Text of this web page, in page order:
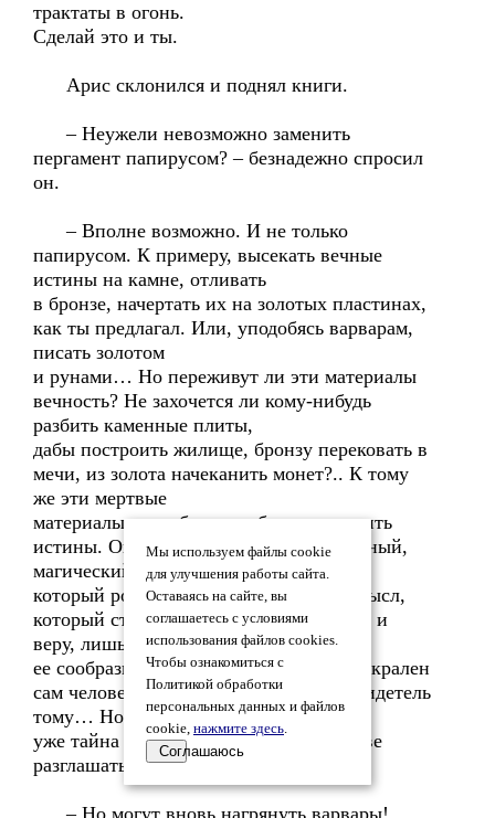
трактаты в огонь.
Сделай это и ты.
Арис склонился и поднял книги.
– Неужели невозможно заменить
пергамент папирусом? – безнадежно спросил
он.
– Вполне возможно. И не только
папирусом. К примеру, высекать вечные
истины на камне, отливать
в бронзе, начертать их на золотых пластинах,
как ты предлагал. Или, уподобясь варварам,
писать золотом
и рунами… Но переживут ли эти материалы
вечность? Не захочется ли кому-нибудь
разбить каменные плиты,
дабы построить жилище, бронзу перековать в
мечи, из золота начеканить монет?.. К тому
же эти мертвые
материалы способны погубить, извратить
истины. Они в тот час утратят сакральный,
магический смысл,
который рождается только на коже. Смысл,
который станет вызывать благоговение и
веру, лишь умножая
ее сообразно векам и тысячелетиям. Сакрален
сам человеческий покров, и ты был свидетель
тому… Но это
уже тайна материй, которую я не вправе
разглашать.
– Но могут вновь нагрянуть варвары!..
Мы используем файлы cookie
для улучшения работы сайта.
Оставаясь на сайте, вы
соглашаетесь с условиями
использования файлов cookies.
Чтобы ознакомиться с
Политикой обработки
персональных данных и файлов
cookie, нажмите здесь.
Соглашаюсь